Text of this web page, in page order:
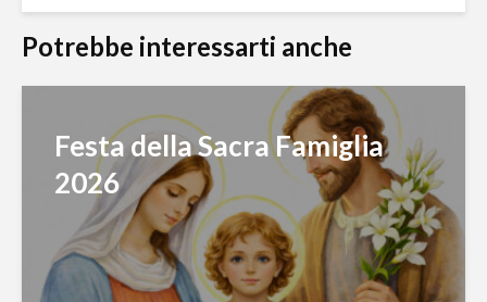
Potrebbe interessarti anche
Festa della Sacra Famiglia
2026